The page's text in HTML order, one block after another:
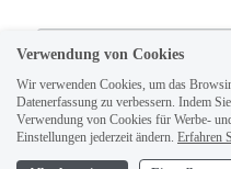
Verwendung von Cookies
Wir verwenden Cookies, um das
Datenerfassung zu verbessern. Indem
Verwendung von Cookies für Werbe-
Einstellungen jederzeit ändern. Erfahren